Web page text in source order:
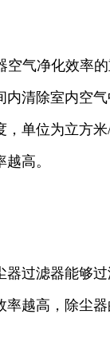
空气净化效率
内清除室内空
单位为立方米
高。
器过滤器能够
越高，除尘器